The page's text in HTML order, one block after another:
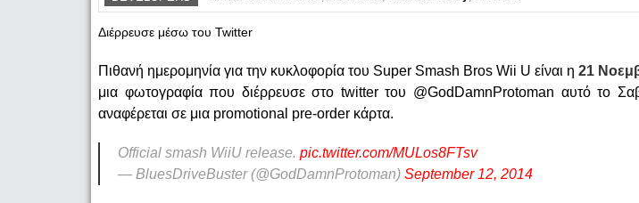
Διέρρευσε μέσω του Twitter
Πιθανή ημερομηνία για την κυκλοφορία του Super Smash Bros Wii U είναι η21
μια φωτογραφία που διέρρευσε στο twitter του @GodDamnProtoman αυτό το
αναφέρεται σε μια promotional pre-order κάρτα.
Official smash WiiU release. pic.twitter.com/MULos8FTsv
— BluesDriveBuster (@GodDamnProtoman) September 12, 2014